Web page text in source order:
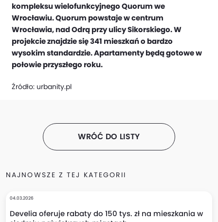
kompleksu wielofunkcyjnego Quorum we
Wrocławiu. Quorum powstaje w centrum
Wrocławia, nad Odrą przy ulicy Sikorskiego. W
projekcie znajdzie się 341 mieszkań o bardzo
wysokim standardzie. Apartamenty będą gotowe w
połowie przyszłego roku.
Źródło: urbanity.pl
WRÓĆ DO LISTY
NAJNOWSZE Z TEJ KATEGORII
04.03.2026
Develia oferuje rabaty do 150 tys. zł na mieszkania w